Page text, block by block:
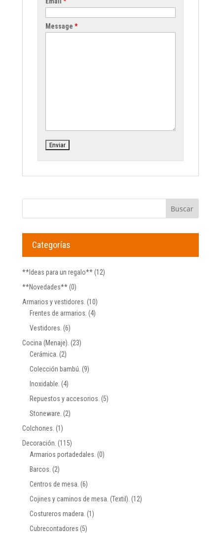
Message *
Categorías
**Ideas para un regalo** (12)
**Novedades** (0)
Armarios y vestidores. (10)
Frentes de armarios. (4)
Vestidores. (6)
Cocina (Menaje). (23)
Cerámica. (2)
Colección bambú. (9)
Inoxidable. (4)
Repuestos y accesorios. (5)
Stoneware. (2)
Colchones. (1)
Decoración. (115)
Armarios portadedales. (0)
Barcos. (2)
Centros de mesa. (6)
Cojines y caminos de mesa. (Textil). (12)
Costureros madera. (1)
Cubrecontadores (5)